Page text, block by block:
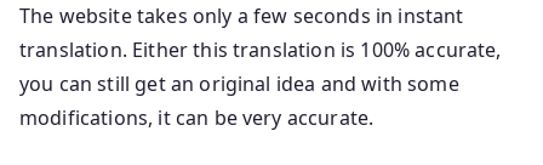
The website takes only a few seconds in instant
translation. Either this translation is 100% accurate,
you can still get an original idea and with some
modifications, it can be very accurate.